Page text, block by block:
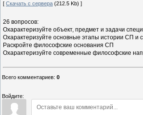
[ Скачать с сервера (212.5 Kb) ]
26 вопросов:
Охарактеризуйте объект, предмет и задачи
Охарактеризуйте основные этапы истории СП и
Раскройте философские основания СП
Охарактеризуйте современные философские
Всего комментариев: 0
Войдите: